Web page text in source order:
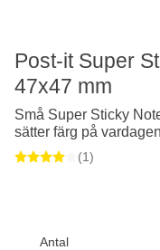
Antal
Post-it Super
47x47 mm
Små Super Sticky
sätter färg på
(1)